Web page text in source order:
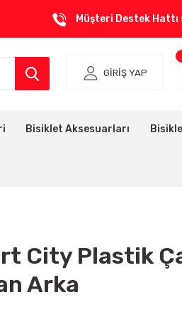
Müşteri Destek Hattı :
GİRİŞ YAP
Bisiklet Aksesuarları
City Plastik
Arka